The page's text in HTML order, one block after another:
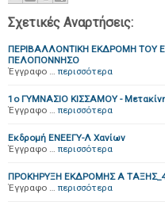
Σχετικές Αναρτήσεις:
ΠΕΡΙΒΑΛΛΟΝΤΙΚΗ ΕΚΔΡΟΜΗ ΤΟΥ
ΠΕΛΟΠΟΝΝΗΣΟ
Έγγραφο … περισσότερα
1ο ΓΥΜΝΑΣΙΟ ΚΙΣΣΑΜΟΥ -
Έγγραφο … περισσότερα
Εκδρομή ΕΝΕΕΓΥ-Λ Χανίων
Έγγραφο … περισσότερα
ΠΡΟΚΗΡΥΞΗ ΕΚΔΡΟΜΗΣ Α
Έγγραφο … περισσότερα